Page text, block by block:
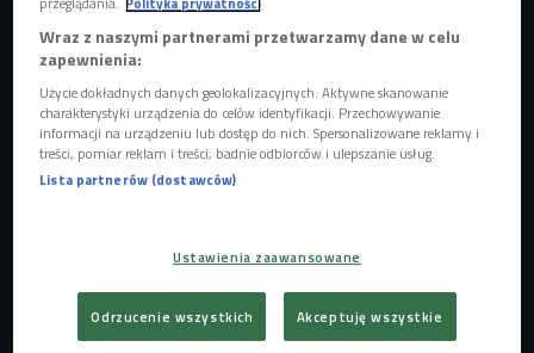
podstawie istniejących materiałów – AI jest trenowana tak,
aby na podstawie kilku słów lub zdań potrafiła
wygenerować obraz odpowiadający zapytaniu.
Machine learning
miliony próbek – zdjęć, grafik, zrzutów ekranów –
odzwierciedlających daną estetykę. Algorytmy, ucząc się na
tym materiale, rozpoznają charakterystyczne cechy i
Wraz z naszymi partnerami przetwarzamy dane w celu
zapewnienia:
Użycie dokładnych danych geolokalizacyjnych. Aktywne skanowanie
charakterystyki urządzenia do celów identyfikacji. Przechowywanie
informacji na urządzeniu lub dostęp do nich. Spersonalizowane reklamy i
treści, pomiar reklam i treści, badnie odbiorców i ulepszanie usług.
Lista partnerów (dostawców)
Ustawienia zaawansowane
Odrzucenie wszystkich Akceptuję wszystkie